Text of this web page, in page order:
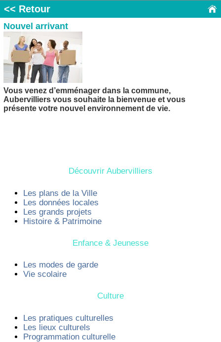
<< Retour
Nouvel arrivant
Vous venez d’emménager dans la commune,
Aubervilliers vous souhaite la bienvenue et vous
présente votre nouvel environnement de vie.
Découvrir Aubervilliers
Les plans de la Ville
Les données locales
Les grands projets
Histoire & Patrimoine
Enfance & Jeunesse
Les modes de garde
Vie scolaire
Culture
Les pratiques culturelles
Les lieux culturels
Programmation culturelle